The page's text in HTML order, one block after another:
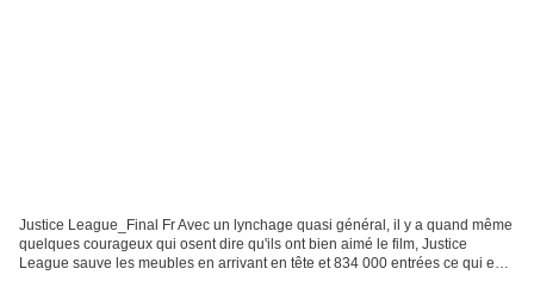
Justice League_Final Fr Avec un lynchage quasi général, il y a quand même
quelques courageux qui osent dire qu'ils ont bien aimé le film, Justice
League sauve les meubles en arrivant en tête et 834 000 entrées ce qui est